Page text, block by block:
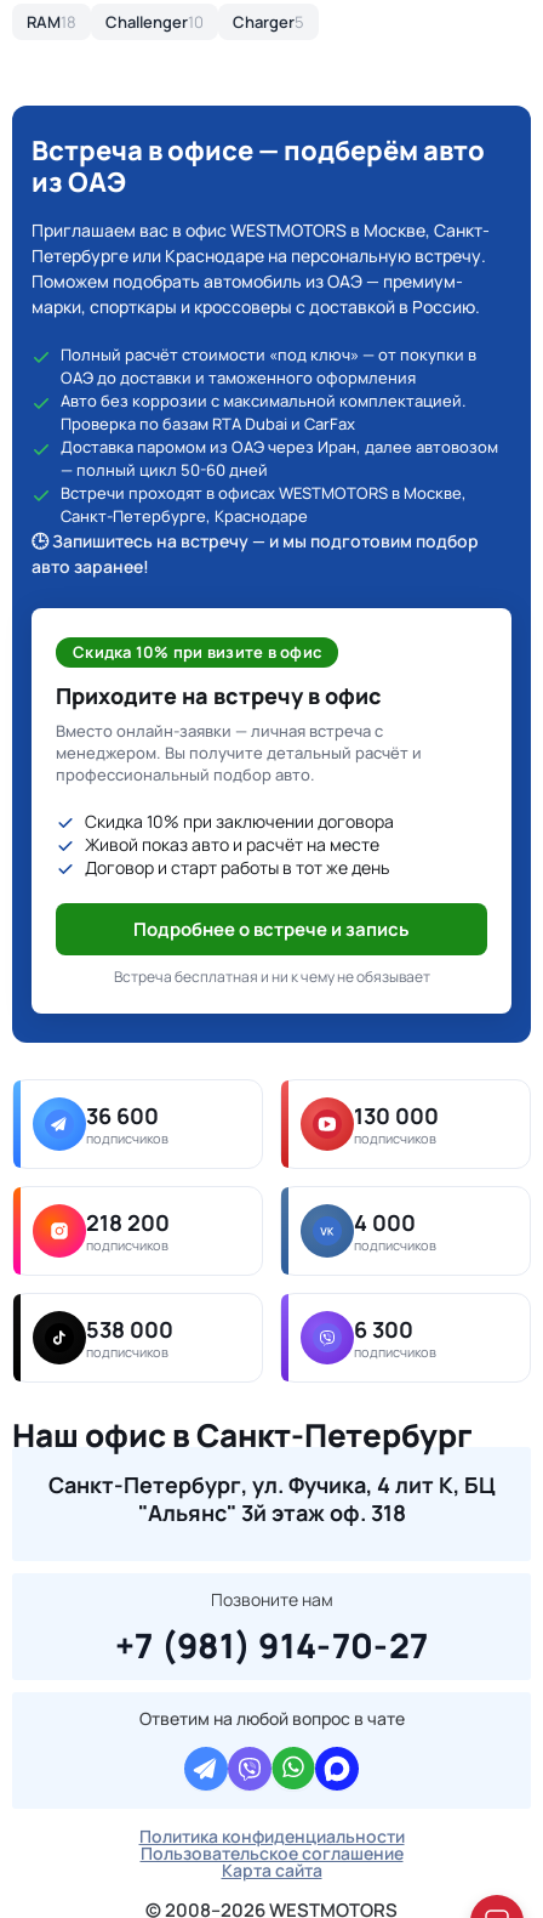
RAM18 Challenger10 Charger5
Встреча в офисе — подберём авто
из ОАЭ
Приглашаем вас в офис WESTMOTORS в Москве, Санкт-
Петербурге или Краснодаре на персональную встречу.
Поможем подобрать автомобиль из ОАЭ — премиум-
марки, спорткары и кроссоверы с доставкой в Россию.
Полный расчёт стоимости «под ключ» — от покупки в
ОАЭ до доставки и таможенного оформления
Авто без коррозии с максимальной комплектацией.
Проверка по базам RTA Dubai и CarFax
Доставка паромом из ОАЭ через Иран, далее автовозом
— полный цикл 50-60 дней
Встречи проходят в офисах WESTMOTORS в Москве,
Санкт-Петербурге, Краснодаре
🕒 Запишитесь на встречу — и мы подготовим подбор
авто заранее!
Скидка 10% при визите в офис
Приходите на встречу в офис
Вместо онлайн-заявки — личная встреча с
менеджером. Вы получите детальный расчёт и
профессиональный подбор авто.
Скидка 10% при заключении договора
Живой показ авто и расчёт на месте
Договор и старт работы в тот же день
Подробнее о встрече и запись
Встреча бесплатная и ни к чему не обязывает
36 600
подписчиков
130 000
подписчиков
218 200
подписчиков
4 000
подписчиков
538 000
подписчиков
6 300
подписчиков
Наш офис в Санкт-Петербург
Санкт-Петербург, ул. Фучика, 4 лит К, БЦ
"Альянс" 3й этаж оф. 318
Позвоните нам
+7 (981) 914-70-27
Ответим на любой вопрос в чате
Политика конфиденциальности
Пользовательское соглашение
Карта сайта
© 2008–2026 WESTMOTORS